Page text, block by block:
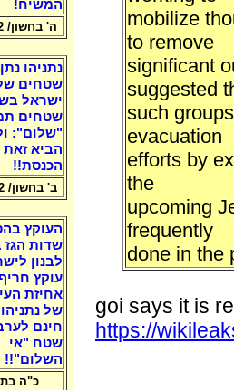
mobilize
to remove
significant
suggested
such
evacuation
efforts by
the
upcoming
frequently
done in the
goi says it is
https://
המשיח!
ה' בחשון/ 30.10.22
נתניהו
שטחים
ישראל
שטחים
"שלום":
הביא זאת
הכנסת!!
ב' בחשון/ 27.10.22
העוקץ
שדות הגז
לבנון
עוקץ
אחיזת
של
חינם
שטח "אי
השלום"!!
כ"ה